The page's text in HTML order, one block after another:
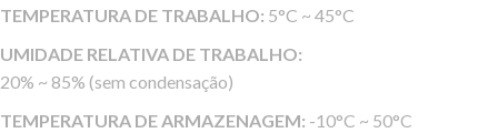
TEMPERATURA DE TRABALHO: 5°C ~ 45°C
UMIDADE RELATIVA DE TRABALHO:
20% ~ 85% (sem condensação)
TEMPERATURA DE ARMAZENAGEM: -10°C ~ 50°C